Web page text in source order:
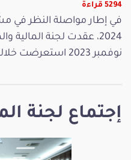
إجتماع لجنة
5294 قراءة
في إطار مواصلة النظر في
نوفمبر 2023 استعرضت خلالها مقترحات تعديل فص...